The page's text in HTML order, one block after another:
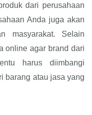
dari perusahaan
Anda juga akan
masyarakat. Selain
online agar brand dari
harus diimbangi
barang atau jasa yang